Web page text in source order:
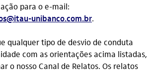
para o e-mail:
unibanco.com.br.
qualquer tipo de desvio de conduta
com as orientações acima listadas,
o nosso Canal de Relatos. Os relatos